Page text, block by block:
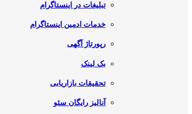
تبلیغات در اینستاگرام
خدمات ادمین اینستاگرام
رپورتاژ آگهی
بک لینک
تحقیقات بازاریابی
آنالیز رایگان سئو